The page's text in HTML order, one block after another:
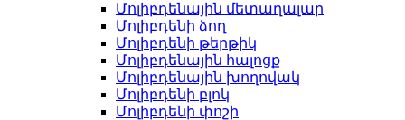
Մոլիբդենային մետաղալար
Մոլիբդենի ձող
Մոլիբդենի թերթիկ
Մոլիբդենային հալոցք
Մոլիբդենային խողովակ
Մոլիբդենի բլոկ
Մոլիբդենի փոշի